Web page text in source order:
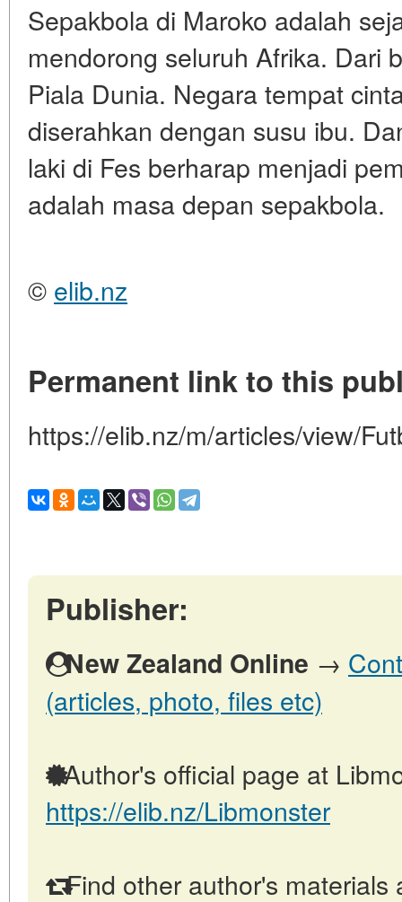
Sepakbola di Maroko adalah
mendorong seluruh Afrika. Dari
Piala Dunia. Negara tempat
diserahkan dengan susu ibu.
laki di Fes berharap menjadi
adalah masa depan sepakbola.
© elib.nz
Permanent link to this
https://elib.nz/m/articles/view/
Publisher:
New Zealand Online →
(articles, photo, files etc)
Author's official page at
https://elib.nz/Libmonster
Find other author's materials